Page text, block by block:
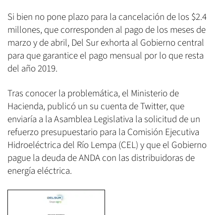
Si bien no pone plazo para la cancelación de los $2.4
millones, que corresponden al pago de los meses de
marzo y de abril, Del Sur exhorta al Gobierno central
para que garantice el pago mensual por lo que resta
del año 2019.
Tras conocer la problemática, el Ministerio de
Hacienda, publicó un su cuenta de Twitter, que
enviaría a la Asamblea Legislativa la solicitud de un
refuerzo presupuestario para la Comisión Ejecutiva
Hidroeléctrica del Río Lempa (CEL) y que el Gobierno
pague la deuda de ANDA con las distribuidoras de
energía eléctrica.